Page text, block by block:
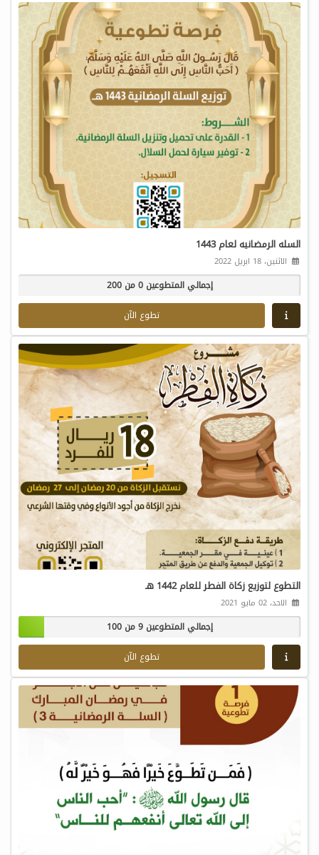
السله الرمضانيه لعام 1443
الاثنين، 18 ابريل 2022
إجمالي المتطوعين 0 من 200
تطوع الآن
التطوع لتوزيع زكاة الفطر للعام 1442 هـ
الاحد، 02 مايو 2021
إجمالي المتطوعين 9 من 100
تطوع الآن